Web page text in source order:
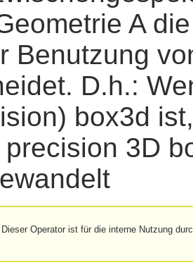
A
Benutzung
D.h.:
box3d
3D
Dieser Operator ist für die interne Nutzung